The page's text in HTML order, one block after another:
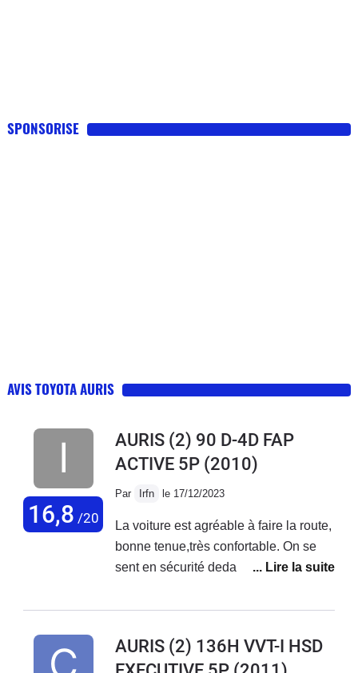
SPONSORISE
AVIS TOYOTA AURIS
16,8 /20
AURIS (2) 90 D-4D FAP
ACTIVE 5P (2010)
Par Irfn le 17/12/2023
La voiture est agréable à faire la route,
bonne tenue,très confortable. On se
sent en sécurité dedans.
AURIS (2) 136H VVT-I HSD